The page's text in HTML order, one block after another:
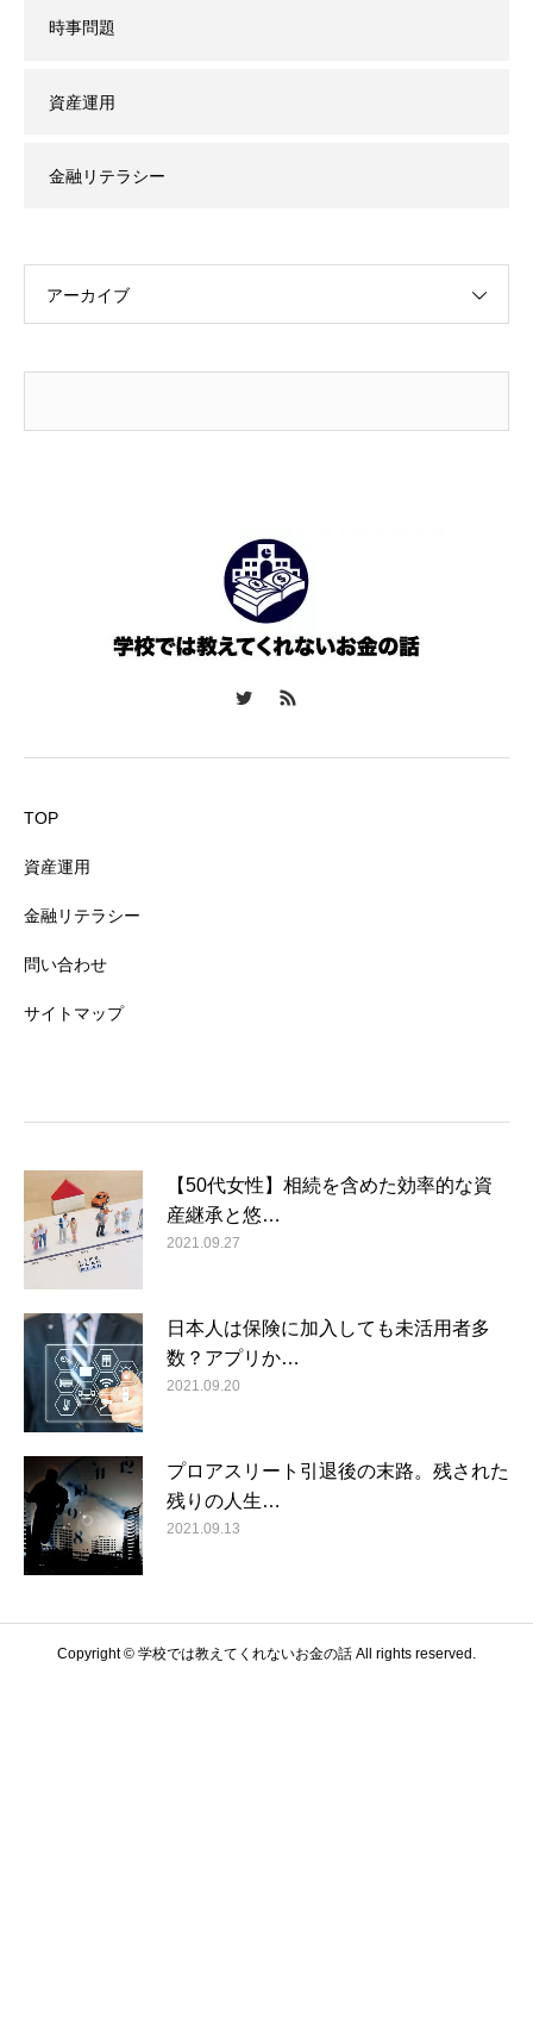
時事問題
資産運用
金融リテラシー
アーカイブ
TOP
資産運用
金融リテラシー
問い合わせ
サイトマップ
【50代女性】相続を含めた効率的な資
産継承と悠…
2021.09.27
日本人は保険に加入しても未活用者多
数？アプリか…
2021.09.20
プロアスリート引退後の末路。残された
残りの人生…
2021.09.13
Copyright © 学校では教えてくれないお金の話 All rights reserved.